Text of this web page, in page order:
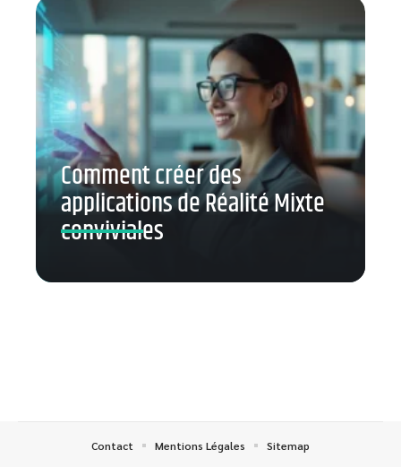
Comment créer des
applications de Réalité Mixte
conviviales
Contact Mentions Légales Sitemap